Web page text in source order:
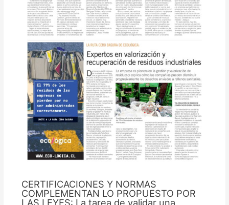
CERTIFICACIONES Y NORMAS
COMPLEMENTAN LO PROPUESTO POR
LAS LEYES: La tarea de validar una